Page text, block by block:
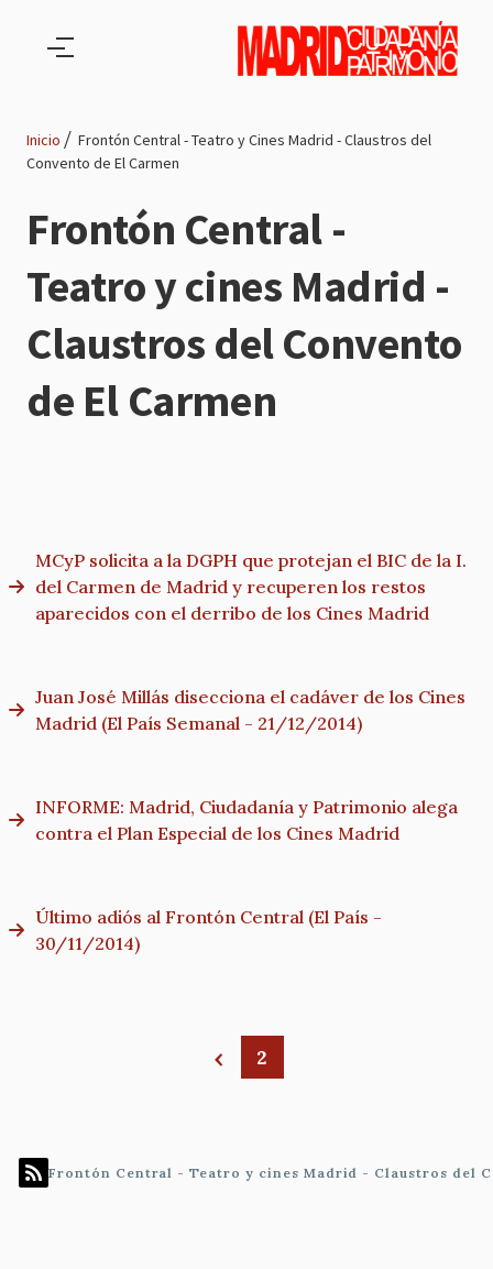
de
navegación
Inicio
Frontón Central - Teatro y Cines Madrid - Claustros del
Convento de El Carmen
Frontón Central -
Teatro y cines Madrid -
Claustros del Convento
de El Carmen
MCyP solicita a la DGPH que protejan el BIC de la I.
del Carmen de Madrid y recuperen los restos
aparecidos con el derribo de los Cines Madrid
Juan José Millás disecciona el cadáver de los Cines
Madrid (El País Semanal - 21/12/2014)
INFORME: Madrid, Ciudadanía y Patrimonio alega
contra el Plan Especial de los Cines Madrid
Último adiós al Frontón Central (El País -
30/11/2014)
2
Frontón Central - Teatro y cines Madrid - Claustros del